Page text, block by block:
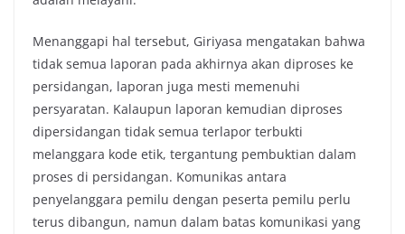
Menanggapi hal tersebut, Giriyasa mengatakan bahwa
tidak semua laporan pada akhirnya akan diproses ke
persidangan, laporan juga mesti memenuhi
persyaratan. Kalaupun laporan kemudian diproses
dipersidangan tidak semua terlapor terbukti
melanggara kode etik, tergantung pembuktian dalam
proses di persidangan. Komunikas antara
penyelanggara pemilu dengan peserta pemilu perlu
terus dibangun, namun dalam batas komunikasi yang